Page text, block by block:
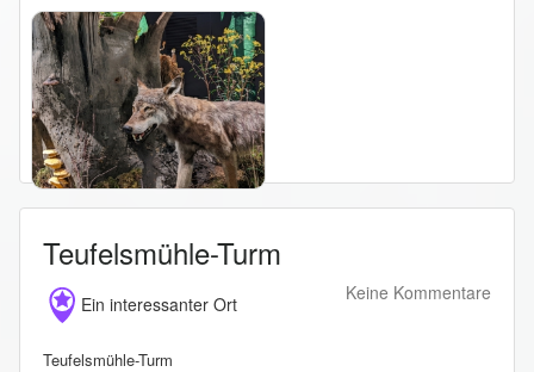
Teufelsmühle-Turm
Ein interessanter Ort
Keine Kommentare
Teufelsmühle-Turm